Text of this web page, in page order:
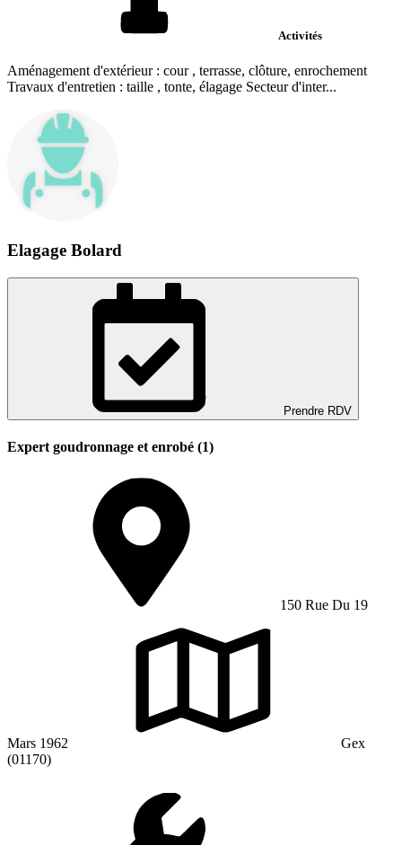
Activités
Aménagement d'extérieur : cour , terrasse, clôture, enrochement
Travaux d'entretien : taille , tonte, élagage Secteur d'inter...
Elagage Bolard
Prendre RDV
Expert goudronnage et enrobé (1)
150 Rue Du 19
Mars 1962
Gex
(01170)